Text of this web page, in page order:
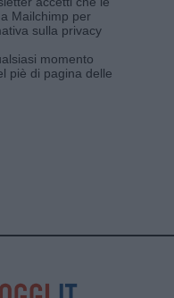
Mailchimp per
sulla privacy
momento
piè di pagina delle